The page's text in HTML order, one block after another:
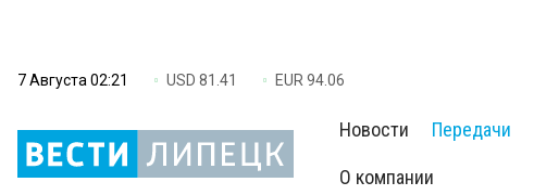
7 Августа 02:21 USD 81.41 EUR 94.06
Новости Передачи
О компании